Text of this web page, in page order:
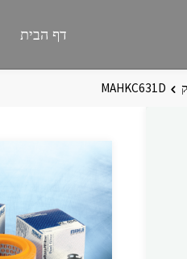
דף הבית
MAHKC631D